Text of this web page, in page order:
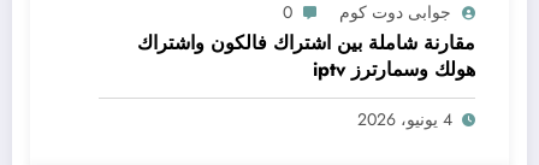
جوابى دوت كوم 0
مقارنة شاملة بين اشتراك فالكون واشتراك
هولك وسمارترز iptv
4 يونيو، 2026